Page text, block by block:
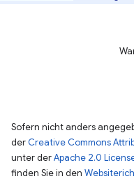
Sofern nicht anders
der Creative Commons
unter derApache 2.0
finden Sie in den